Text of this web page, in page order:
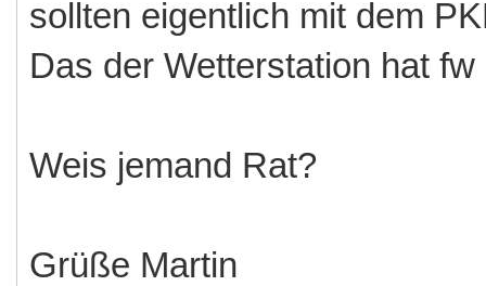
sollten eigentlich mit dem
Das der Wetterstation hat fw
Weis jemand Rat?
Grüße Martin